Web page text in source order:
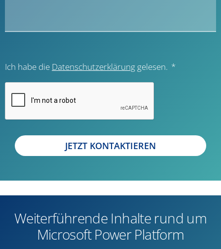
Ich habe die Datenschutzerklärung gelesen.
JETZT KONTAKTIEREN
Weiterführende Inhalte rund um
Microsoft Power Platform